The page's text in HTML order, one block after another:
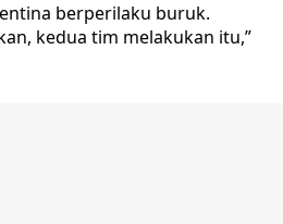
berperilaku buruk.
kedua tim melakukan itu,”